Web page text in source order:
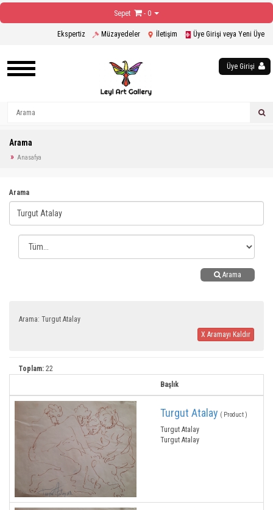
Sepet - 0
Ekspertiz Müzayedeler İletişim Üye Girişi veya Yeni Üye
Üye Girişi
Arama
Anasafya
Arama
Arama
Arama: Turgut Atalay
X Aramayı Kaldır
Toplam: 22
Başlık
Turgut Atalay ( Product )
Turgut Atalay
Turgut Atalay